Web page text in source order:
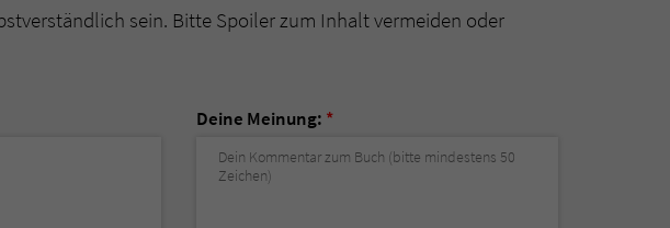
sein. Bitte Spoiler zum Inhalt vermeiden oder
Deine Meinung: *